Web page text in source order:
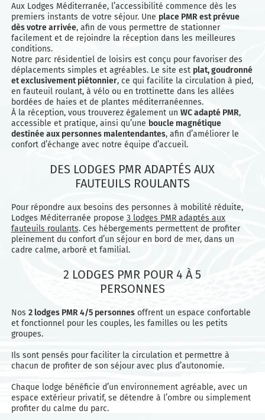
Aux Lodges Méditerranée, l’accessibilité commence dès les
premiers instants de votre séjour. Une place PMR est prévue
dès votre arrivée, afin de vous permettre de stationner
facilement et de rejoindre la réception dans les meilleures
conditions.
Notre parc résidentiel de loisirs est conçu pour favoriser des
déplacements simples et agréables. Le site est plat, goudronné
et exclusivement piétonnier, ce qui facilite la circulation à pied,
en fauteuil roulant, à vélo ou en trottinette dans les allées
bordées de haies et de plantes méditerranéennes.
À la réception, vous trouverez également un WC adapté PMR,
accessible et pratique, ainsi qu’une boucle magnétique
destinée aux personnes malentendantes, afin d’améliorer le
confort d’échange avec notre équipe d’accueil.
DES LODGES PMR ADAPTÉS AUX
FAUTEUILS ROULANTS
Pour répondre aux besoins des personnes à mobilité réduite,
Lodges Méditerranée propose 3 lodges PMR adaptés aux
fauteuils roulants. Ces hébergements permettent de profiter
pleinement du confort d’un séjour en bord de mer, dans un
cadre calme, arboré et familial.
2 LODGES PMR POUR 4 À 5
PERSONNES
Nos 2 lodges PMR 4/5 personnesoffrent un espace confortable
et fonctionnel pour les couples, les familles ou les petits
groupes.
Ils sont pensés pour faciliter la circulation et permettre à
chacun de profiter de son séjour avec plus d’autonomie.
Chaque lodge bénéficie d’un environnement agréable, avec un
espace extérieur privatif, se détendre à l’ombre ou simplement
profiter du calme du parc.